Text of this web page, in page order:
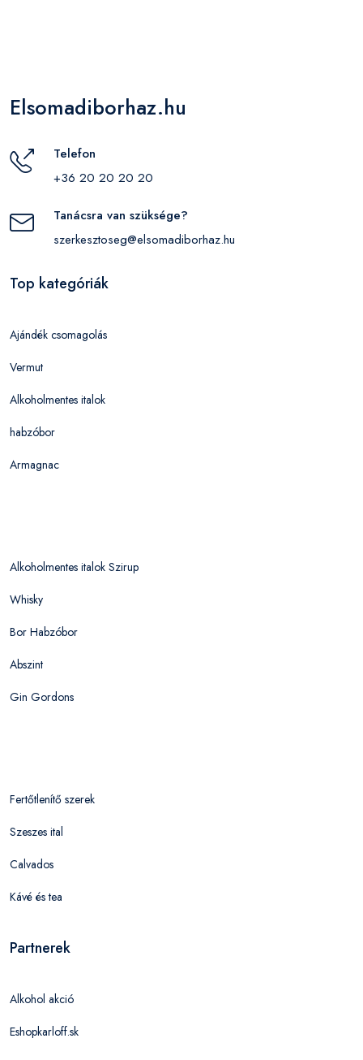
Elsomadiborhaz.hu
Telefon
+36 20 20 20 20
Tanácsra van szüksége?
szerkesztoseg@elsomadiborhaz.hu
Top kategóriák
Ajándék csomagolás
Vermut
Alkoholmentes italok
habzóbor
Armagnac
Alkoholmentes italok Szirup
Whisky
Bor Habzóbor
Abszint
Gin Gordons
Fertőtlenítő szerek
Szeszes ital
Calvados
Kávé és tea
Partnerek
Alkohol akció
Eshopkarloff.sk